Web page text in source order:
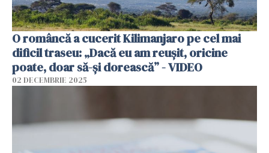
O româncă a cucerit Kilimanjaro pe cel mai
dificil traseu: „Dacă eu am reușit, oricine
poate, doar să-și dorească” - VIDEO
02 DECEMBRIE 2025